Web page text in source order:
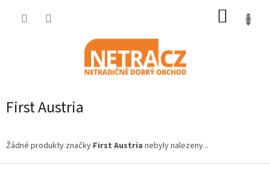
First Austria
Žádné produkty značky First Austria nebyly nalezeny...
Z